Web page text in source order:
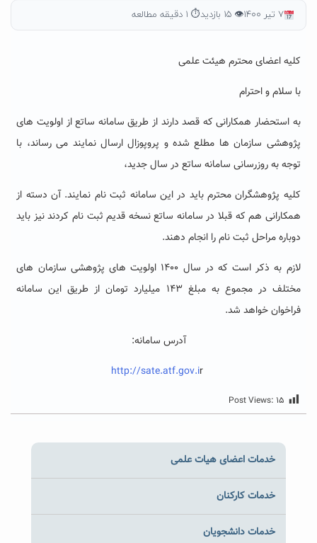
۷ تیر ۱۴۰۰ 👁 ۱۵ بازدید ⏱ ۱ دقیقه مطالعه
کلیه اعضای محترم هیئت علمی
با سلام و احترام
به استحضار همکارانی که قصد دارند از طریق سامانه ساتع از اولویت های
پژوهشی سازمان ها مطلع شده و پروپوزال ارسال نمایند می رساند، با
توجه به روزرسانی سامانه ساتع در سال جدید،
کلیه پژوهشگران محترم باید در این سامانه ثبت نام نمایند. آن دسته از
همکارانی هم که قبلا در سامانه ساتع نسخه قدیم ثبت نام کردند نیز باید
دوباره مراحل ثبت نام را انجام دهند.
لازم به ذکر است که در سال ۱۴۰۰ اولویت های پژوهشی سازمان های
مختلف در مجموع به مبلغ ۱۴۳ میلیارد تومان از طریق این سامانه
فراخوان خواهد شد.
آدرس سامانه:
http://sate.atf.gov.ir
Post Views: ۱۵
خدمات اعضای هیات علمی
خدمات کارکنان
خدمات دانشجویان